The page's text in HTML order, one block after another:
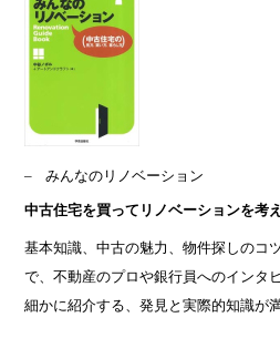
みんなのリノベーション
中古住宅を買ってリノベーションを考
基本知識、中古の魅力、物件探しのコ
で、不動産のプロや銀行員へのインタ
細かに紹介する、発見と実際的知識が